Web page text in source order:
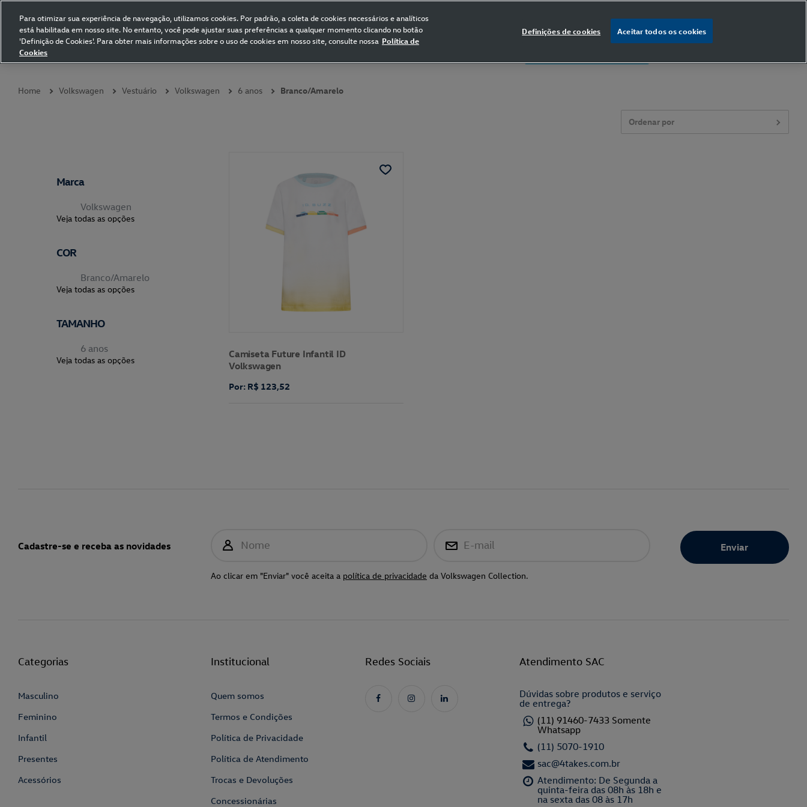
Volkswagen Collection
Coleções
Home Volkswagen Vestuário Volkswagen 6 anos Branco/Amarelo
Ordenar por
Marca
Volkswagen
Veja todas as opções
COR
Branco/Amarelo
Veja todas as opções
TAMANHO
6 anos
Veja todas as opções
Camiseta Future Infantil ID
Volkswagen
Por: R$ 123,52
Cadastre-se e receba as novidades Nome E-mail
Ao clicar em "Enviar" você aceita a política de privacidade da Volkswagen Collection.
Categorias
Masculino
Feminino
Infantil
Presentes
Acessórios
Institucional
Quem somos
Termos e Condições
Política de Privacidade
Política de Atendimento
Trocas e Devoluções
Concessionárias
Redes Sociais Atendimento SAC
Dúvidas sobre produtos e serviço
de entrega?
(11) 91460-7433 Somente
Whatsapp
(11) 5070-1910
sac@4takes.com.br
Atendimento: De Segunda a
quinta-feira das 08h às 18h e
na sexta das 08 às 17h
Para otimizar sua experiência de navegação, utilizamos cookies. Por padrão, a coleta de cookies necessários e analíticos
está habilitada em nosso site. No entanto, você pode ajustar suas preferências a qualquer momento clicando no botão
'Definição de Cookies'. Para obter mais informações sobre o uso de cookies em nosso site, consulte nossa Política de
Cookies
Definições de cookies Aceitar todos os cookies